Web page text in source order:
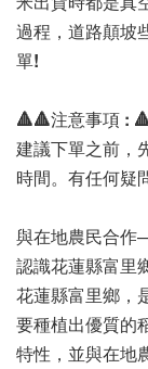
過程，道路顛坡
單!
🔺🔺注意事項 :
建議下單之前，
時間。有任何疑
與在地農民合作
認識花蓮縣富里
花蓮縣富里鄉，
要種植出優質的
特性，並與在地